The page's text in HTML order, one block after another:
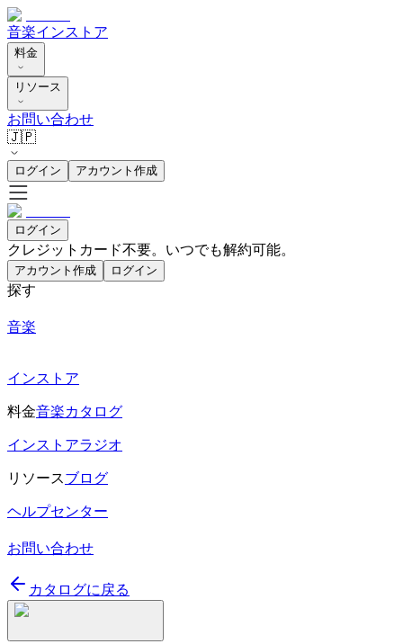
音楽インストア
料金
リソース
お問い合わせ
🇯🇵
ログイン アカウント作成
ログイン
クレジットカード不要。いつでも解約可能。
アカウント作成 ログイン
探す
音楽
インストア
料金音楽カタログ
インストアラジオ
リソースブログ
ヘルプセンター
お問い合わせ
カタログに戻る